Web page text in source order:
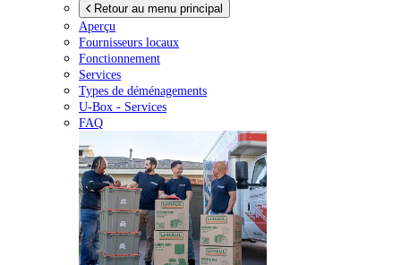
Retour au menu principal
Aperçu
Fournisseurs locaux
Fonctionnement
Services
Types de déménagements
U-Box - Services
FAQ